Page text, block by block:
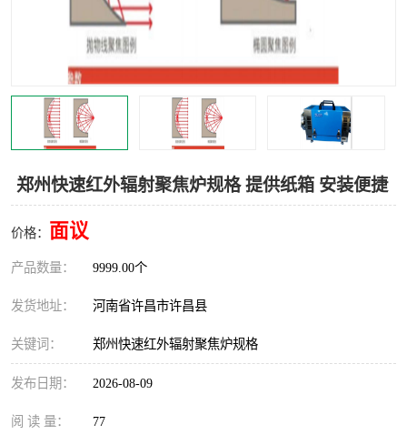
郑州快速红外辐射聚焦炉规格 提供纸箱 安装便捷
价格： 面议
产品数量： 9999.00个
发货地址： 河南省许昌市许昌县
关键词： 郑州快速红外辐射聚焦炉规格
发布日期： 2026-08-09
阅 读 量： 77
热环境试验设备
红外辐射表面材料 定波长红外辐射加热器
快速红外辐射聚焦炉